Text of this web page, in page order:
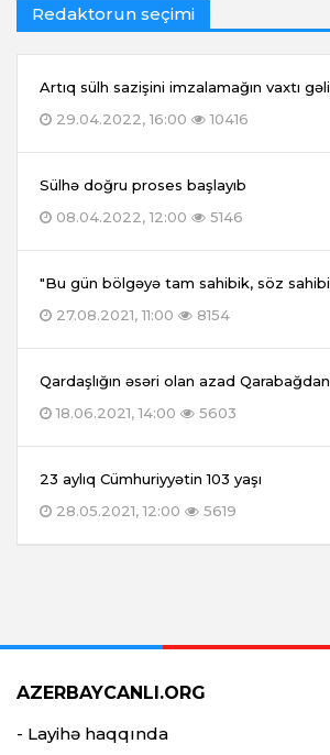
Redaktorun seçimi
Artıq sülh sazişini imzalamağın vaxtı
29.04.2022, 16:00
10416
Sülhə doğru proses başlayıb
08.04.2022, 12:00
5146
"Bu gün bölgəyə tam sahibik, söz
27.08.2021, 11:00
8154
Qardaşlığın əsəri olan azad
18.06.2021, 14:00
5603
23 aylıq Cümhuriyyətin 103 yaşı
28.05.2021, 12:00
5619
AZERBAYCANLI.ORG
- Layihə haqqında